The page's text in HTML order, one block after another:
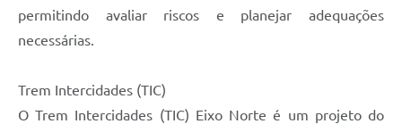
permitindo avaliar riscos e planejar adequações
necessárias.
Trem Intercidades (TIC)
O Trem Intercidades (TIC) Eixo Norte é um projeto do